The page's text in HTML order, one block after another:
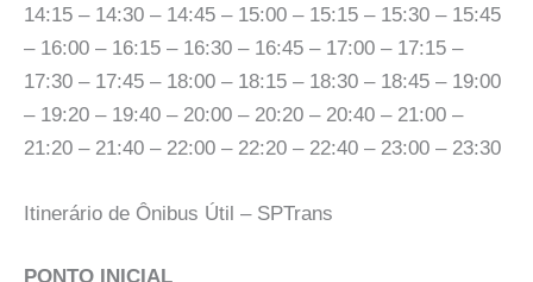
14:15 – 14:30 – 14:45 – 15:00 – 15:15 – 15:30 – 15:45
– 16:00 – 16:15 – 16:30 – 16:45 – 17:00 – 17:15 –
17:30 – 17:45 – 18:00 – 18:15 – 18:30 – 18:45 – 19:00
– 19:20 – 19:40 – 20:00 – 20:20 – 20:40 – 21:00 –
21:20 – 21:40 – 22:00 – 22:20 – 22:40 – 23:00 – 23:30
Itinerário de Ônibus Útil – SPTrans
PONTO INICIAL